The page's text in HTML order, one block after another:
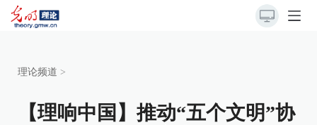
理论频道 >
【理响中国】推动“五个文明”协